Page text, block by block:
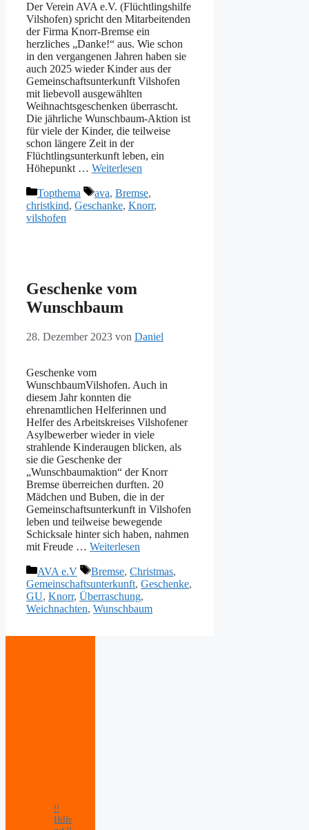
Der Verein AVA e.V. (Flüchtlingshilfe
Vilshofen) spricht den Mitarbeitenden
der Firma Knorr-Bremse ein
herzliches „Danke!“ aus. Wie schon
in den vergangenen Jahren haben sie
auch 2025 wieder Kinder aus der
Gemeinschaftsunterkunft Vilshofen
mit liebevoll ausgewählten
Weihnachtsgeschenken überrascht.
Die jährliche Wunschbaum-Aktion ist
für viele der Kinder, die teilweise
schon längere Zeit in der
Flüchtlingsunterkunft leben, ein
Höhepunkt … Weiterlesen
Kategorien
Topthema Schlagwörter
ava, Bremse,
christkind, Geschanke, Knorr,
vilshofen
Geschenke vom
Wunschbaum
28. Dezember 2023 von Daniel
Geschenke vom
WunschbaumVilshofen. Auch in
diesem Jahr konnten die
ehrenamtlichen Helferinnen und
Helfer des Arbeitskreises Vilshofener
Asylbewerber wieder in viele
strahlende Kinderaugen blicken, als
sie die Geschenke der
„Wunschbaumaktion“ der Knorr
Bremse überreichen durften. 20
Mädchen und Buben, die in der
Gemeinschaftsunterkunft in Vilshofen
leben und teilweise bewegende
Schicksale hinter sich haben, nahmen
mit Freude … Weiterlesen
Kategorien
AVA e.V Schlagwörter
Bremse, Christmas,
Gemeinschaftsunterkunft, Geschenke,
GU, Knorr, Überraschung,
Weichnachten, Wunschbaum
!!
Hilfe